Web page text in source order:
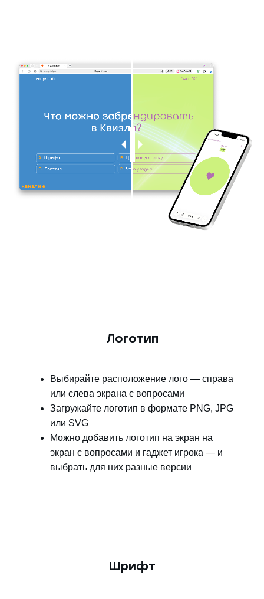
Логотип
Выбирайте расположение лого — справа
или слева экрана с вопросами
Загружайте логотип в формате PNG, JPG
или SVG
Можно добавить логотип на экран на
экран с вопросами и гаджет игрока — и
выбрать для них разные версии
Шрифт